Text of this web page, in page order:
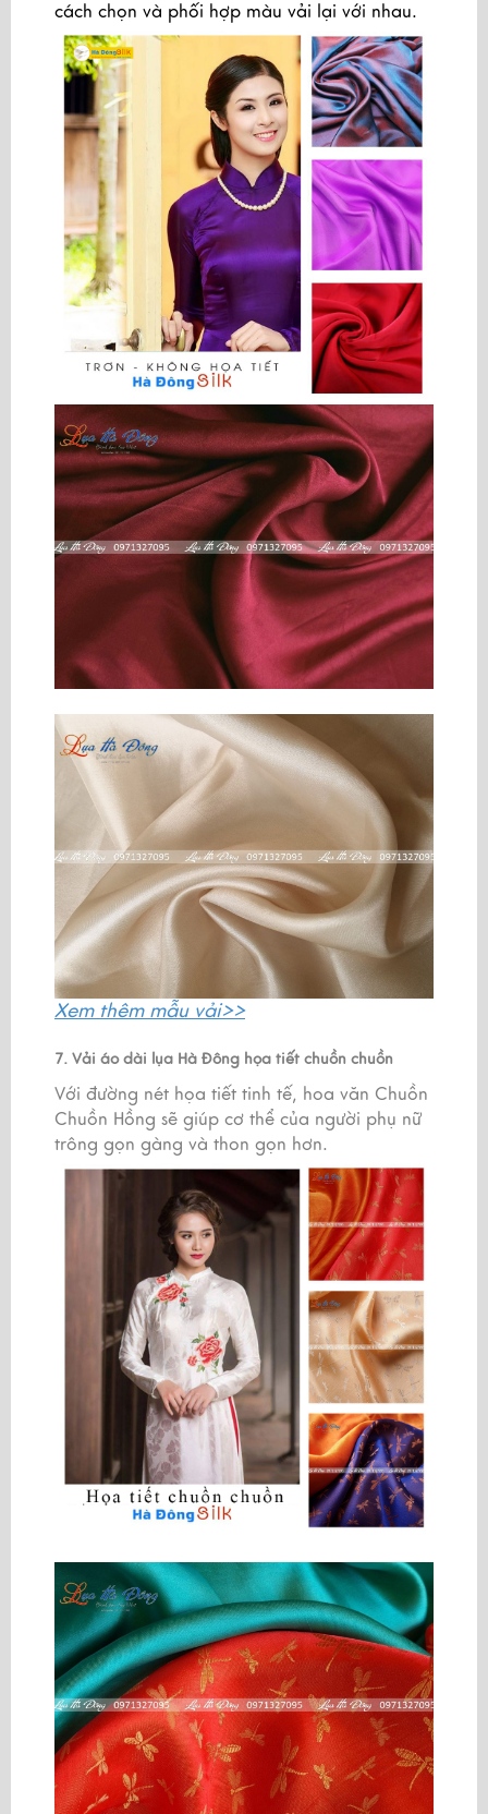
cách chọn và phối hợp màu vải lại với nhau.
Xem thêmmẫu vải>>
7. Vải áo dài lụa Hà Đông họa tiết chuồn chuồn
Với đường nét họa tiết tinh tế, hoa văn Chuồn
Chuồn Hồng sẽ giúp cơ thể của người phụ nữ
trông gọn gàng và thon gọn hơn.